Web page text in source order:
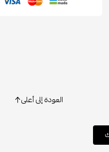
العودة إلى أعلى